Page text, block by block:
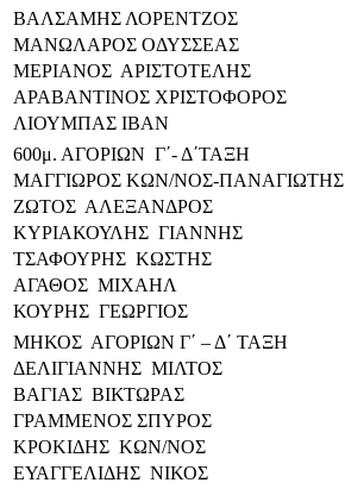
ΒΑΛΣΑΜΗΣ ΛΟΡΕΝΤΖΟΣ
ΜΑΝΩΛΑΡΟΣ ΟΔΥΣΣΕΑΣ
ΜΕΡΙΑΝΟΣ ΑΡΙΣΤΟΤΕΛΗΣ
ΑΡΑΒΑΝΤΙΝΟΣ ΧΡΙΣΤΟΦΟΡΟΣ
ΛΙΟΥΜΠΑΣ ΙΒΑΝ
600μ. ΑΓΟΡΙΩΝ Γ΄- Δ΄ΤΑΞΗ
ΜΑΓΓΙΩΡΟΣ ΚΩΝ/ΝΟΣ-ΠΑΝΑΓΙΩΤΗΣ
ΖΩΤΟΣ ΑΛΕΞΑΝΔΡΟΣ
ΚΥΡΙΑΚΟΥΛΗΣ ΓΙΑΝΝΗΣ
ΤΣΑΦΟΥΡΗΣ ΚΩΣΤΗΣ
ΑΓΑΘΟΣ ΜΙΧΑΗΛ
ΚΟΥΡΗΣ ΓΕΩΡΓΙΟΣ
ΜΗΚΟΣ ΑΓΟΡΙΩΝ Γ΄ – Δ΄ ΤΑΞΗ
ΔΕΛΙΓΙΑΝΝΗΣ ΜΙΛΤΟΣ
ΒΑΓΙΑΣ ΒΙΚΤΩΡΑΣ
ΓΡΑΜΜΕΝΟΣ ΣΠΥΡΟΣ
ΚΡΟΚΙΔΗΣ ΚΩΝ/ΝΟΣ
ΕΥΑΓΓΕΛΙΔΗΣ ΝΙΚΟΣ